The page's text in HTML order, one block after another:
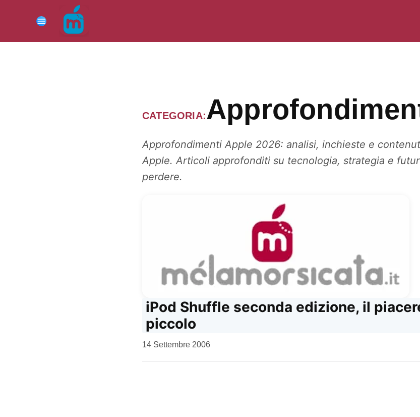
contenuto
Menu
CATEGORIA:
Approfondimenti Apple 2026: analisi, inchieste e
Apple. Articoli approfonditi su tecnologia, strategia e
perdere.
iPod Shuffle seconda edizione, il
piccolo
da
14 Settembre 2006